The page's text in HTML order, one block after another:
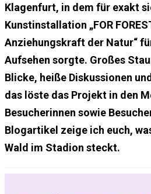
Klagenfurt, in dem für exakt
Kunstinstallation „FOR
Anziehungskraft der Natur“
Aufsehen sorgte. Großes
Blicke, heiße Diskussionen
das löste das Projekt in den
Besucherinnen sowie
Blogartikel zeige ich euch,
Wald im Stadion steckt.